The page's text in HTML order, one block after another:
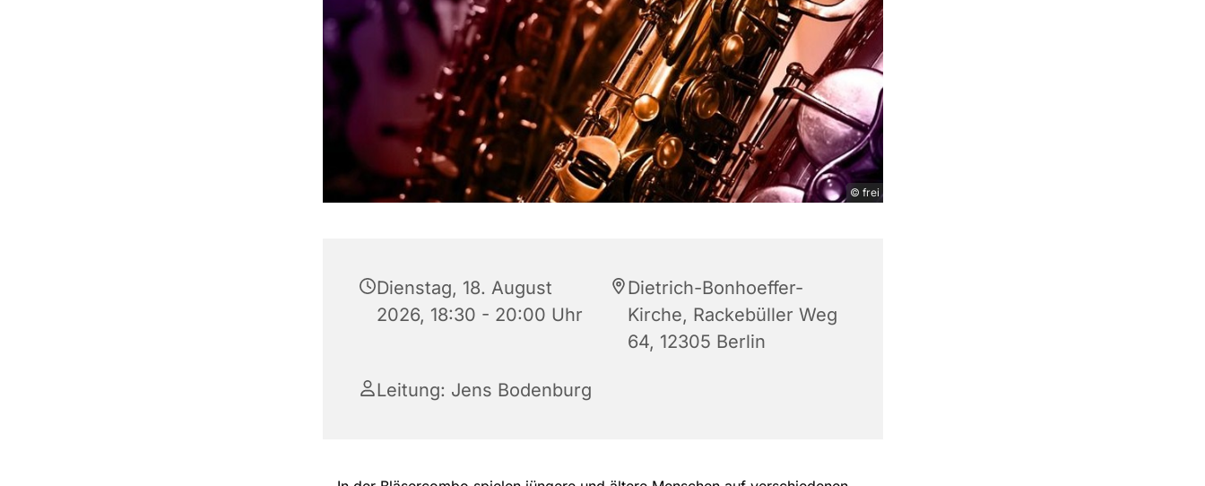
© frei
Dienstag, 18. August
2026, 18:30 - 20:00 Uhr
Dietrich-Bonhoeffer-
Kirche, Rackebüller Weg
64, 12305 Berlin
Leitung: Jens Bodenburg